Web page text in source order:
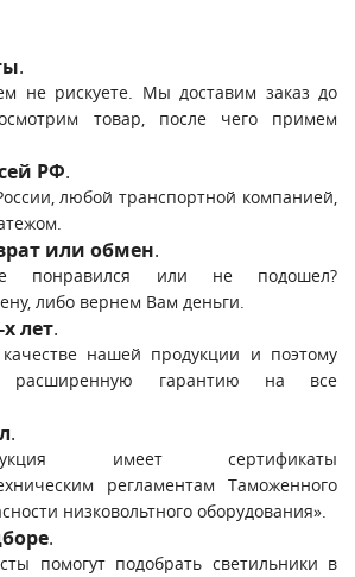
.
не рискуете. Мы доставим заказ до
товар, после чего примем
РФ.
любой транспортной компанией,
или обмен.
понравился или не подошел?
либо вернем Вам деньги.
лет.
нашей продукции и поэтому
расширенную гарантию на все
.
имеет сертификаты
регламентам Таможенного
низковольтного оборудования».
.
помогут подобрать светильники в